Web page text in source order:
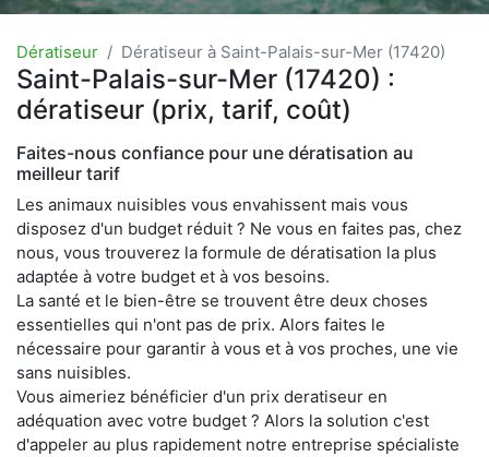
Dératiseur Dératiseur à Saint-Palais-sur-Mer (17420)
Saint-Palais-sur-Mer (17420) :
dératiseur (prix, tarif, coût)
Faites-nous confiance pour une dératisation au
meilleur tarif
Les animaux nuisibles vous envahissent mais vous
disposez d'un budget réduit ? Ne vous en faites pas, chez
nous, vous trouverez la formule de dératisation la plus
adaptée à votre budget et à vos besoins.
La santé et le bien-être se trouvent être deux choses
essentielles qui n'ont pas de prix. Alors faites le
nécessaire pour garantir à vous et à vos proches, une vie
sans nuisibles.
Vous aimeriez bénéficier d'un prix deratiseur en
adéquation avec votre budget ? Alors la solution c'est
d'appeler au plus rapidement notre entreprise spécialiste